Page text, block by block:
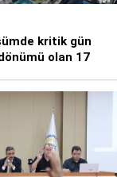
kritik gün
olan 17